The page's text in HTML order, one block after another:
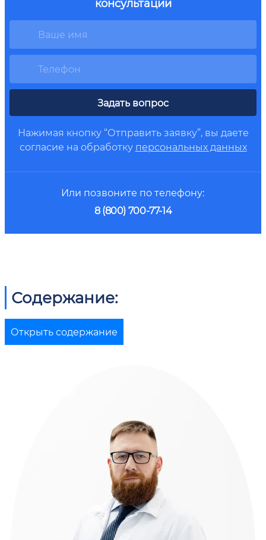
консультации
Задать вопрос
Нажимая кнопку “Отправить заявку”, вы даете
согласие на обработку персональных данных
Или позвоните по телефону:
8 (800) 700-77-14
Содержание:
Открыть содержание